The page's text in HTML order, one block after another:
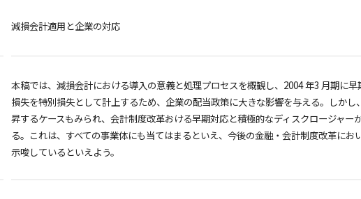
減損会計適用と企業の対応
本稿では、減損会計における導入の意義と処理プロセスを概観し、2004 年3 月期に
損失を特別損失として計上するため、企業の配当政策に大きな影響を与える。しか
昇するケースもみられ、会計制度改革おける早期対応と積極的なディスクロージャ
る。これは、すべての事業体にも当てはまるといえ、今後の金融・会計制度改革に
示唆しているといえよう。